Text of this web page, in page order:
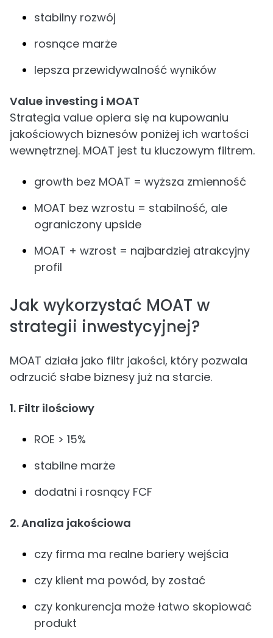
stabilny rozwój
rosnące marże
lepsza przewidywalność wyników
Value investing i MOAT
Strategia value opiera się na kupowaniu
jakościowych biznesów poniżej ich wartości
wewnętrznej. MOAT jest tu kluczowym filtrem.
growth bez MOAT = wyższa zmienność
MOAT bez wzrostu = stabilność, ale
ograniczony upside
MOAT + wzrost = najbardziej atrakcyjny
profil
Jak wykorzystać MOAT w
strategii inwestycyjnej?
MOAT działa jako filtr jakości, który pozwala
odrzucić słabe biznesy już na starcie.
1. Filtr ilościowy
ROE > 15%
stabilne marże
dodatni i rosnący FCF
2. Analiza jakościowa
czy firma ma realne bariery wejścia
czy klient ma powód, by zostać
czy konkurencja może łatwo skopiować
produkt